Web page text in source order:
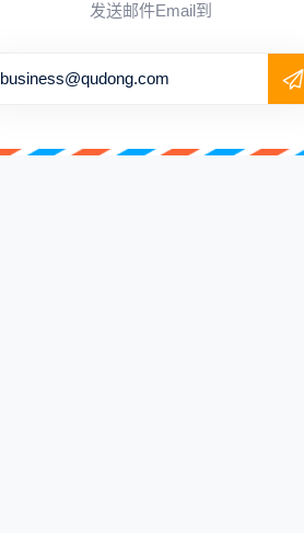
发送邮件Email到
business@qudong.com